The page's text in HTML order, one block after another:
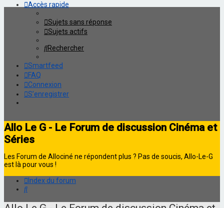
Accès rapide
Sujets sans réponse
Sujets actifs
Rechercher
Smartfeed
FAQ
Connexion
S’enregistrer
Allo Le G - Le Forum de discussion Cinéma et
Séries
Les Forum de Allociné ne répondent plus ? Pas de soucis, Allo-Le-G
est là pour vous !
Index du forum
Rechercher